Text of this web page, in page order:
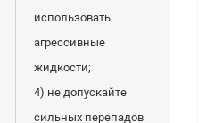
использовать
агрессивные
жидкости;
4) не допускайте
сильных перепадов